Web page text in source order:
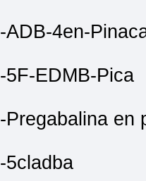
-ADB-4en-
-5F-EDMB-Pica
-Pregabalina en
-5cladba